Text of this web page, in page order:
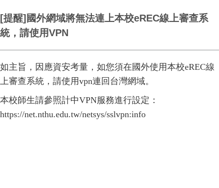
[提醒]國外網域將無法連上本校eREC線上審查系
統，請使用VPN
如主旨，因應資安考量，如您須在國外使用本校eREC線
上審查系統，請使用vpn連回台灣網域。
本校師生請參照計中VPN服務進行設定：
https://net.nthu.edu.tw/netsys/sslvpn:info